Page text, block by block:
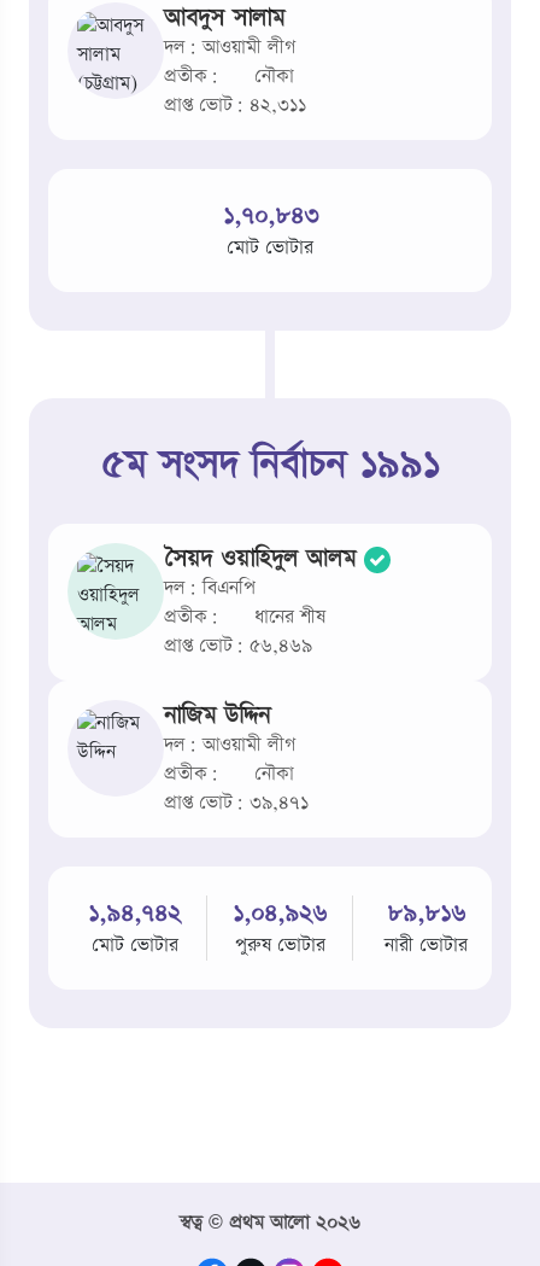
আবদুস সালাম
দল: আওয়ামী লীগ
প্রতীক:
নৌকা
প্রাপ্ত ভোট: ৪২,৩১১
১,৭০,৮৪৩
মোট ভোটার
৫ম সংসদ নির্বাচন ১৯৯১
সৈয়দ ওয়াহিদুল আলম
দল: বিএনপি
প্রতীক:
ধানের শীষ
প্রাপ্ত ভোট: ৫৬,৪৬৯
নাজিম উদ্দিন
দল: আওয়ামী লীগ
প্রতীক:
নৌকা
প্রাপ্ত ভোট: ৩৯,৪৭১
১,৯৪,৭৪২
মোট ভোটার
১,০৪,৯২৬
পুরুষ ভোটার
৮৯,৮১৬
নারী ভোটার
স্বত্ব © প্রথম আলো ২০২৬